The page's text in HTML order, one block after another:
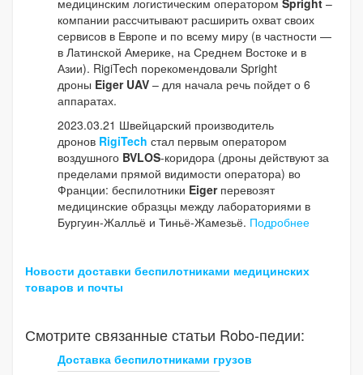
медицинским логистическим оператором Spright –
компании рассчитывают расширить охват своих
сервисов в Европе и по всему миру (в частности —
в Латинской Америке, на Среднем Востоке и в
Азии). RigiTech порекомендовали Spright
дроны Eiger UAV – для начала речь пойдет о 6
аппаратах.
2023.03.21 Швейцарский производитель
дронов RigiTech стал первым оператором
воздушного BVLOS-коридора (дроны действуют за
пределами прямой видимости оператора) во
Франции: беспилотники Eigerперевозят
медицинские образцы между лабораториями в
Бургуин-Жалльё и Тиньё-Жамезьё. Подробнее
Новости доставки беспилотниками медицинских
товаров и почты
Смотрите связанные статьи Robo-педии:
Доставка беспилотниками грузов